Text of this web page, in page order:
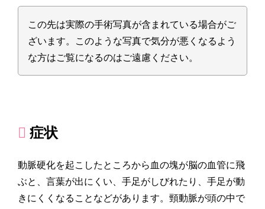
この先は実際の手術写真が含まれている場合がご
ざいます。このような写真で気分が悪くなるよう
な方はご覧になるのはご遠慮ください。
症状
動脈硬化を起こしたところから血の塊が脳の血管に飛
ぶと、言葉が出にくい、手足がしびれたり、手足が動
きにくくなることなどがあります。頸動脈が頭の中で